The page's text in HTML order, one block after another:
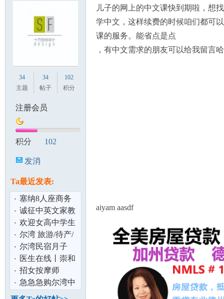
34
主题
34
帖子
102
积分
注册会员
积分 102
发消
Ta最近发表:
塞纳8人座商务
车出租,赴美生子
DIY最适合
诚征中英文家教
ARCADIA 亚凯
迪亚
欢迎女高中学生
寄宿 美国尔湾顶
级学区全职
尔湾 旅游/待产/
商务 首选 高档社
区 2房2卫
尔湾民宿月子
949-212-3705 免
费专车接送 看
医生在线丨崇和
平医生这个华裔
医生值得你考
招女按摩师
急急急购尔湾中
餐馆
儿子的网上的中文课快到期啦，想
学中文，这样续费的时候咱们都可
课的服务。能省点是点
，有中文需求的朋友可以给我留言哈
aiyam aasdf